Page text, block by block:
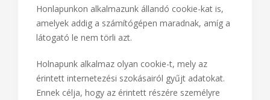
Honlapunkon alkalmazunk állandó cookie-kat is,
amelyek addig a számítógépen maradnak, amíg a
látogató le nem törli azt.
Holnapunk alkalmaz olyan cookie-t, mely az
érintett internetezési szokásairól gyűjt adatokat.
Ennek célja, hogy az érintett részére személyre